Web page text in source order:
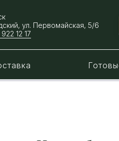
ул. ​Первомайская, 5/6​
12 17